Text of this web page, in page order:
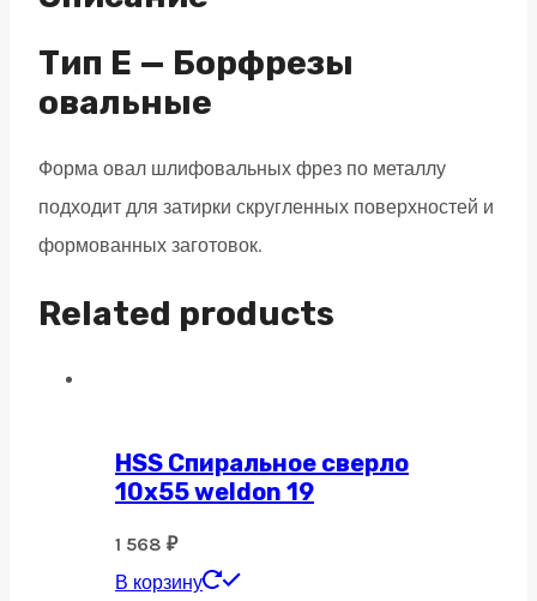
насечка
quantity
Тип E — Борфрезы
овальные
Форма овал шлифовальных фрез по металлу
подходит для затирки скругленных поверхностей и
формованных заготовок.
Related products
HSS Спиральное сверло
10х55 weldon 19
1 568 ₽
В корзину